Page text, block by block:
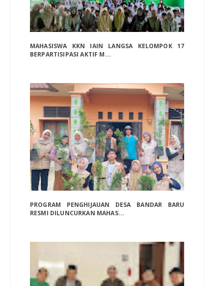
MAHASISWA KKN IAIN LANGSA KELOMPOK 17
BERPARTISIPASI AKTIF M...
PROGRAM PENGHIJAUAN DESA BANDAR BARU
RESMI DILUNCURKAN MAHAS...